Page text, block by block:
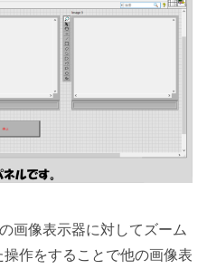
画像表示器に対してズーム
作をすることで他の画像表